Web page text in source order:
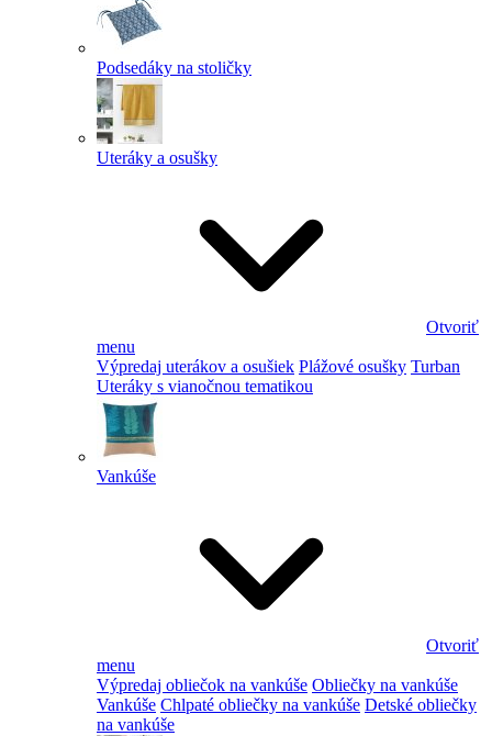
Podsedáky na stoličky
Uteráky a osušky
Otvoriť
menu
Výpredaj uterákov a osušiek Plážové osušky Turban
Uteráky s vianočnou tematikou
Vankúše
Otvoriť
menu
Výpredaj obliečok na vankúše Obliečky na vankúše
Vankúše Chlpaté obliečky na vankúše Detské obliečky
na vankúše